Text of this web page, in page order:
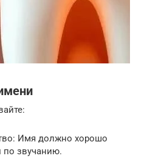
Имя должно хорошо
по звучанию.